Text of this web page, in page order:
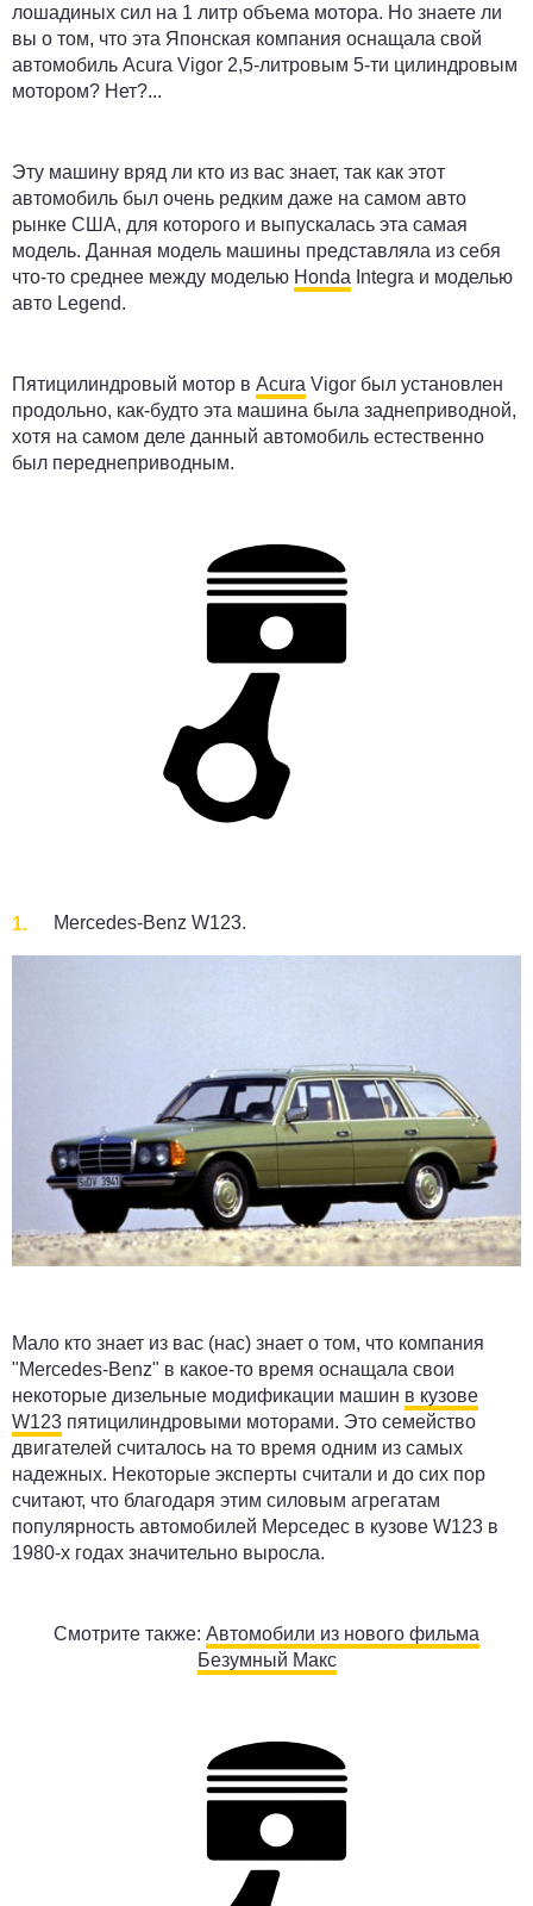
лошадиных сил на 1 литр объема мотора. Но знаете ли
вы о том, что эта Японская компания оснащала свой
автомобиль Acura Vigor 2,5-литровым 5-ти цилиндровым
мотором? Нет?...
Эту машину вряд ли кто из вас знает, так как этот
автомобиль был очень редким даже на самом авто
рынке США, для которого и выпускалась эта самая
модель. Данная модель машины представляла из себя
что-то среднее между моделью Honda Integra и моделью
авто Legend.
Пятицилиндровый мотор в Acura Vigor был установлен
продольно, как-будто эта машина была заднеприводной,
хотя на самом деле данный автомобиль естественно
был переднеприводным.
Mercedes-Benz W123.
Мало кто знает из вас (нас) знает о том, что компания
"Mercedes-Benz" в какое-то время оснащала свои
некоторые дизельные модификации машин в кузове
W123 пятицилиндровыми моторами. Это семейство
двигателей считалось на то время одним из самых
надежных. Некоторые эксперты считали и до сих пор
считают, что благодаря этим силовым агрегатам
популярность автомобилей Мерседес в кузове W123 в
1980-х годах значительно выросла.
Смотрите также: Автомобили из нового фильма
Безумный Макс